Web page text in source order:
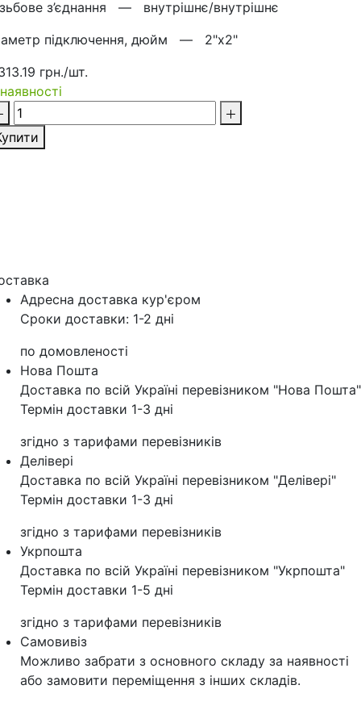
з’єднання — внутрішнє/внутрішнє
підключення, дюйм — 2"х2"
грн./шт.
Адресна доставка кур'‎єром
Сроки доставки: 1-2 дні
по домовленості
Нова Пошта
Доставка по всій Україні перевізником "Нова Пошта"
Термін доставки 1-3 дні
згідно з тарифами перевізників
Делівері
Доставка по всій Україні перевізником "Делівері"
Термін доставки 1-3 дні
згідно з тарифами перевізників
Укрпошта
Доставка по всій Україні перевізником "Укрпошта"
Термін доставки 1-5 дні
згідно з тарифами перевізників
Самовивіз
Можливо забрати з основного складу за наявності
або замовити переміщення з інших складів.